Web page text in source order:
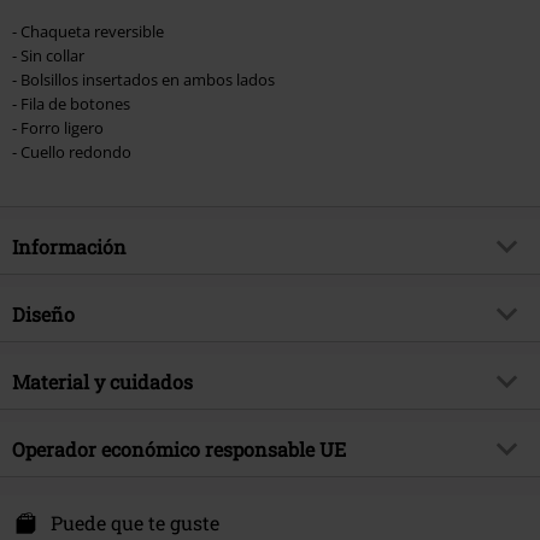
- Chaqueta reversible
- Sin collar
- Bolsillos insertados en ambos lados
- Fila de botones
- Forro ligero
- Cuello redondo
Información
Artículo no.
tema producto
Urban Fashion
Sexo
Diseño
Tipo de producto
Color
Aceituna
Material y cuidados
Material Externo
100% poliéster
Operador económico responsable UE
Kerckhovenstraat 110
Puede que te guste